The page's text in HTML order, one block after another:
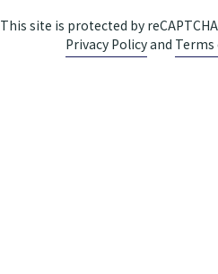
This site is protected by
Privacy Policyand Terms